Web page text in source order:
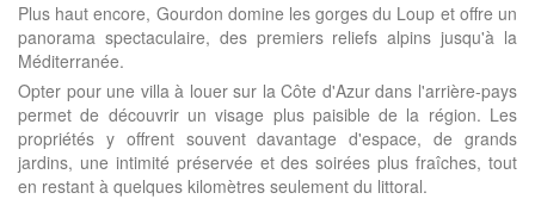
Plus haut encore, Gourdon domine les gorges du Loup et offre un
panorama spectaculaire, des premiers reliefs alpins jusqu'à la
Méditerranée.
Opter pour une villa à louer sur la Côte d'Azur dans l'arrière-pays
permet de découvrir un visage plus paisible de la région. Les
propriétés y offrent souvent davantage d'espace, de grands
jardins, une intimité préservée et des soirées plus fraîches, tout
en restant à quelques kilomètres seulement du littoral.